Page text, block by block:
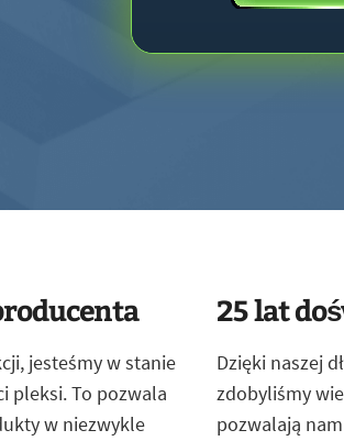
jesteśmy w stanie
pleksi. To pozwala
w niezwykle
25 lat
Dzięki naszej
zdobyliśmy
pozwalają